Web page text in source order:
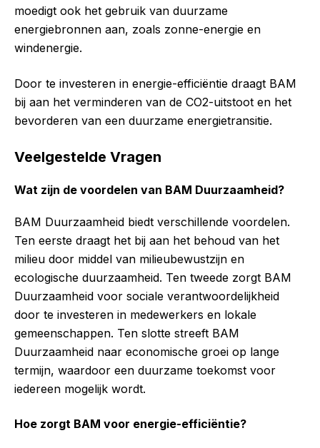
moedigt ook het gebruik van duurzame
energiebronnen aan, zoals zonne-energie en
windenergie.
Door te investeren in energie-efficiëntie draagt BAM
bij aan het verminderen van de CO2-uitstoot en het
bevorderen van een duurzame energietransitie.
Veelgestelde Vragen
Wat zijn de voordelen van BAM Duurzaamheid?
BAM Duurzaamheid biedt verschillende voordelen.
Ten eerste draagt het bij aan het behoud van het
milieu door middel van milieubewustzijn en
ecologische duurzaamheid. Ten tweede zorgt BAM
Duurzaamheid voor sociale verantwoordelijkheid
door te investeren in medewerkers en lokale
gemeenschappen. Ten slotte streeft BAM
Duurzaamheid naar economische groei op lange
termijn, waardoor een duurzame toekomst voor
iedereen mogelijk wordt.
Hoe zorgt BAM voor energie-efficiëntie?